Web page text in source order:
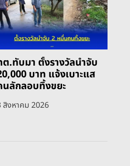
ต.ทับมา ตั้งรางวัลนำจับ
บาท แจ้งเบาะแส
นลักลอบทิ้งขยะ
สิงหาคม 2026